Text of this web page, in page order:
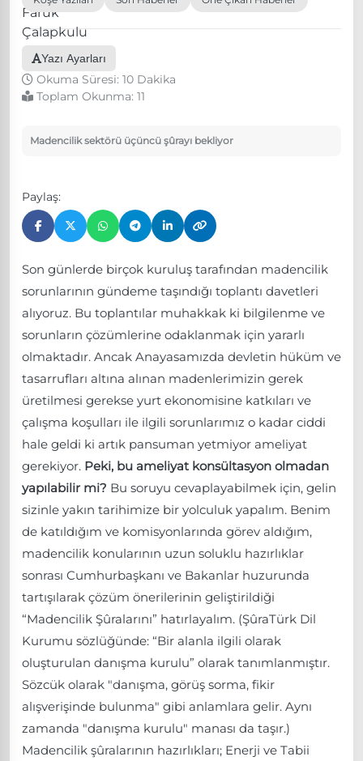
Yazı Ayarları
Okuma Süresi: 10 Dakika
Toplam Okunma: 11
Madencilik sektörü üçüncü şûrayı bekliyor
Paylaş:
Son günlerde birçok kuruluş tarafından madencilik
sorunlarının gündeme taşındığı toplantı davetleri
alıyoruz. Bu toplantılar muhakkak ki bilgilenme ve
sorunların çözümlerine odaklanmak için yararlı
olmaktadır. Ancak Anayasamızda devletin hüküm ve
tasarrufları altına alınan madenlerimizin gerek
üretilmesi gerekse yurt ekonomisine katkıları ve
çalışma koşulları ile ilgili sorunlarımız o kadar ciddi
hale geldi ki artık pansuman yetmiyor ameliyat
gerekiyor. Peki, bu ameliyat konsültasyon olmadan
yapılabilir mi? Bu soruyu cevaplayabilmek için, gelin
sizinle yakın tarihimize bir yolculuk yapalım. Benim
de katıldığım ve komisyonlarında görev aldığım,
madencilik konularının uzun soluklu hazırlıklar
sonrası Cumhurbaşkanı ve Bakanlar huzurunda
tartışılarak çözüm önerilerinin geliştirildiği
“Madencilik Şûralarını” hatırlayalım. (ŞûraTürk Dil
Kurumu sözlüğünde: “Bir alanla ilgili olarak
oluşturulan danışma kurulu” olarak tanımlanmıştır.
Sözcük olarak "danışma, görüş sorma, fikir
alışverişinde bulunma" gibi anlamlara gelir. Aynı
zamanda "danışma kurulu" manası da taşır.)
Madencilik şûralarının hazırlıkları; Enerji ve Tabii